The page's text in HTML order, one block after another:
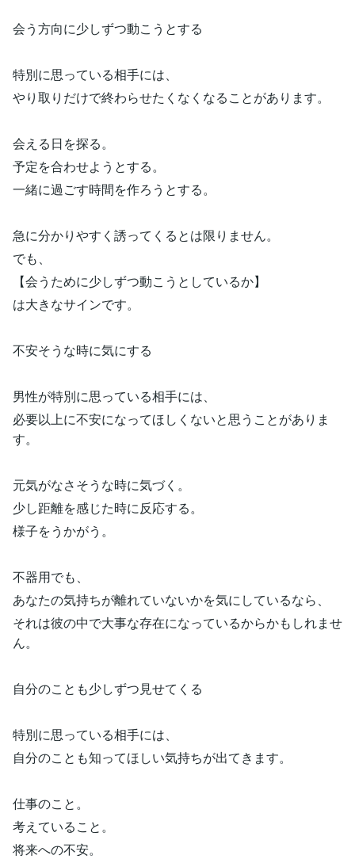
会う方向に少しずつ動こうとする
特別に思っている相手には、
やり取りだけで終わらせたくなくなることがあります。
会える日を探る。
予定を合わせようとする。
一緒に過ごす時間を作ろうとする。
急に分かりやすく誘ってくるとは限りません。
でも、
【会うために少しずつ動こうとしているか】
は大きなサインです。
不安そうな時に気にする
男性が特別に思っている相手には、
必要以上に不安になってほしくないと思うことがありま
す。
元気がなさそうな時に気づく。
少し距離を感じた時に反応する。
様子をうかがう。
不器用でも、
あなたの気持ちが離れていないかを気にしているなら、
それは彼の中で大事な存在になっているからかもしれませ
ん。
自分のことも少しずつ見せてくる
特別に思っている相手には、
自分のことも知ってほしい気持ちが出てきます。
仕事のこと。
考えていること。
将来への不安。